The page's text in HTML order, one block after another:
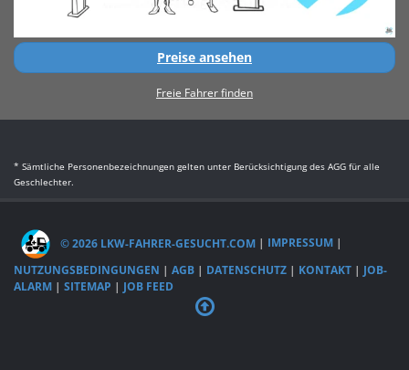
Preise ansehen
Freie Fahrer finden
* Sämtliche Personenbezeichnungen gelten unter Berücksichtigung des AGG für alle
Geschlechter.
© 2026 LKW-FAHRER-GESUCHT.COM | IMPRESSUM |
NUTZUNGSBEDINGUNGEN | AGB | DATENSCHUTZ | KONTAKT | JOB-
ALARM | SITEMAP | JOB FEED